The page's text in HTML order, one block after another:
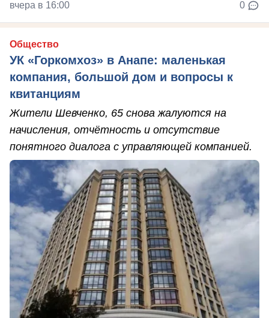
вчера в 16:00 0
Общество
УК «Горкомхоз» в Анапе: маленькая
компания, большой дом и вопросы к
квитанциям
Жители Шевченко, 65 снова жалуются на
начисления, отчётность и отсутствие
понятного диалога с управляющей компанией.